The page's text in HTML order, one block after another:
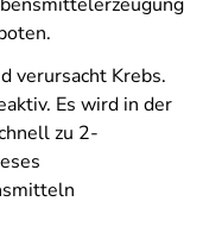
verursacht Krebs.
Es wird in der
zu 2-